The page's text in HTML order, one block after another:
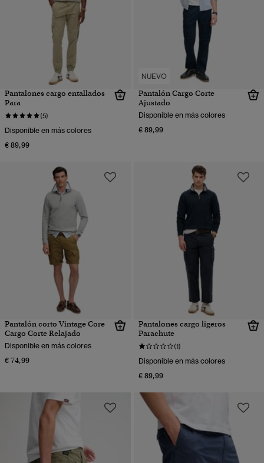
Pantalones cargo entallados
Para
(5)
Disponible en más colores
€ 89,99
NUEVO
Pantalón Cargo Corte
Ajustado
Disponible en más colores
€ 89,99
Pantalón corto Vintage Core
Cargo Corte Relajado
Disponible en más colores
€ 74,99
Pantalones cargo ligeros
Parachute
(1)
Disponible en más colores
€ 89,99